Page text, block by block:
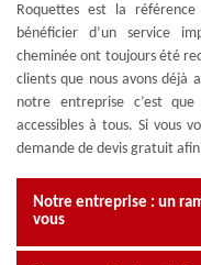
Roquettes est la
bénéficier d’un service
cheminée ont toujours été
clients que nous avons déjà
notre entreprise c’est
accessibles à tous. Si vous
demande de devis gratuit
Notre entreprise : un
vous